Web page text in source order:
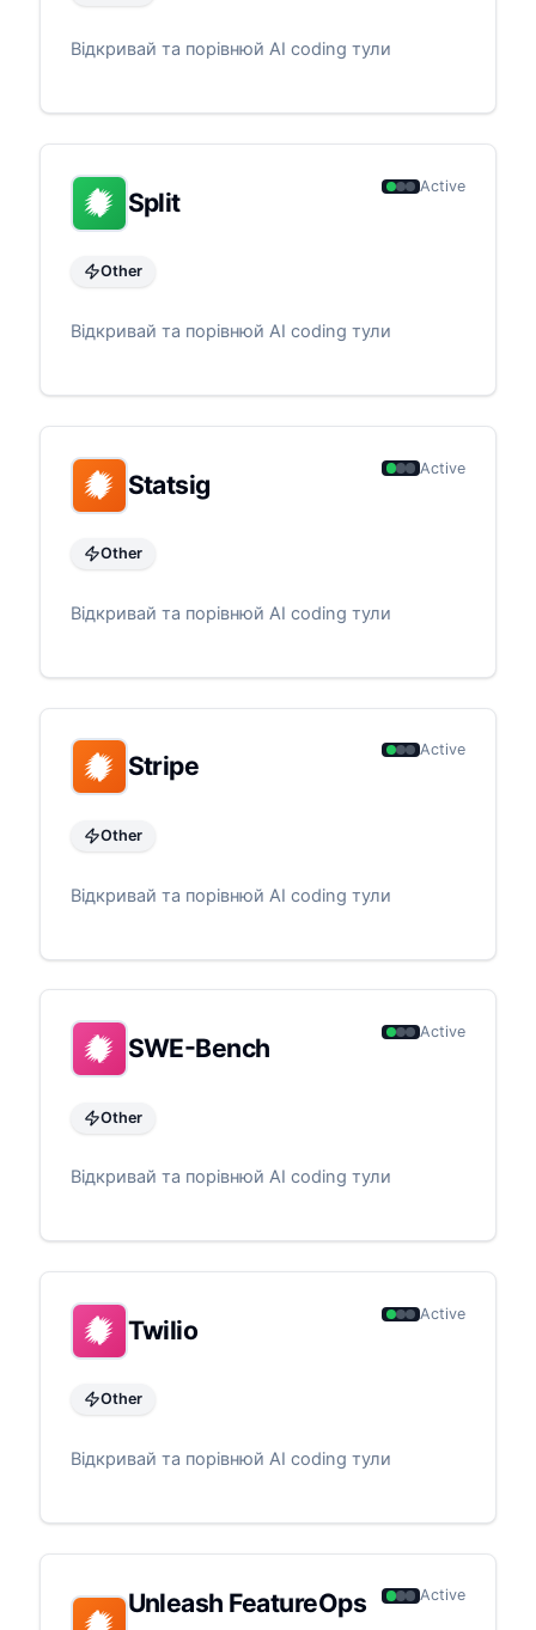
Відкривай та порівнюй AI coding тули
Split
Active
Other
Відкривай та порівнюй AI coding тули
Statsig
Active
Other
Відкривай та порівнюй AI coding тули
Stripe
Active
Other
Відкривай та порівнюй AI coding тули
SWE-Bench
Active
Other
Відкривай та порівнюй AI coding тули
Twilio
Active
Other
Відкривай та порівнюй AI coding тули
Unleash FeatureOps
Active